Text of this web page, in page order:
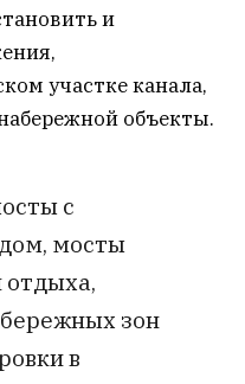
и
участке канала,
объекты.
с
мосты
отдыха,
зон
в